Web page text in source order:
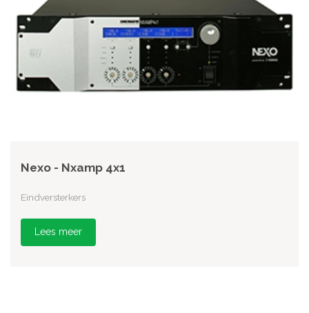
Nexo - Nxamp 4x1
Eindversterkers
Lees meer